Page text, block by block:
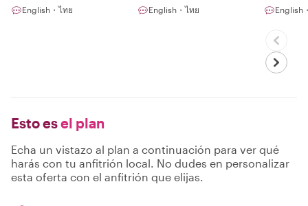
English・ไทย English・ไทย English
Esto esel plan
Echa un vistazo al plan a continuación para ver qué
harás con tu anfitrión local. No dudes en personalizar
esta oferta con el anfitrión que elijas.